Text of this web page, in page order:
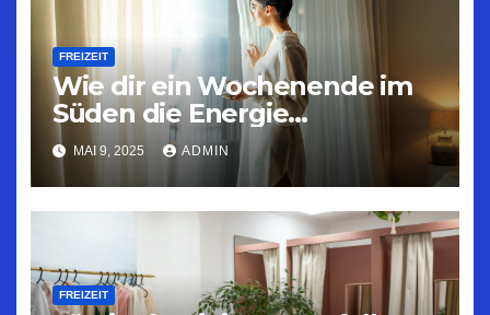
FREIZEIT
Wie dir ein Wochenende im
Süden die Energie
zurückbringt
MAI 9, 2025 ADMIN
FREIZEIT